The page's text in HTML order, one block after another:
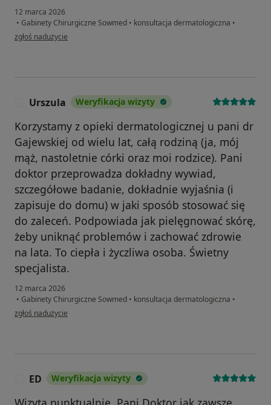
12 marca 2026
• Gabinety Chirurgiczne Sowmed • konsultacja dermatologiczna •
w opinii użytkownika Elżbieta
zgłoś nadużycie
Urszula Weryfikacja wizyty
Korzystamy z opieki dermatologicznej u pani dr
Gajewskiej od wielu lat, całą rodziną (ja, mój
mąż, nastoletnie córki oraz moi rodzice). Pani
doktor przeprowadza dokładny wywiad,
szczegółowe badanie, dokładnie wyjaśnia (i
zapisuje do domu) w jaki sposób stosować się
do zaleceń. Podpowiada jak pielęgnować skórę,
żeby uniknąć problemów i zachować zdrowie
na lata. To ciepła i życzliwa osoba. Świetny
specjalista.
12 marca 2026
• Gabinety Chirurgiczne Sowmed • konsultacja dermatologiczna •
w opinii użytkownika Urszula
zgłoś nadużycie
ED Weryfikacja wizyty